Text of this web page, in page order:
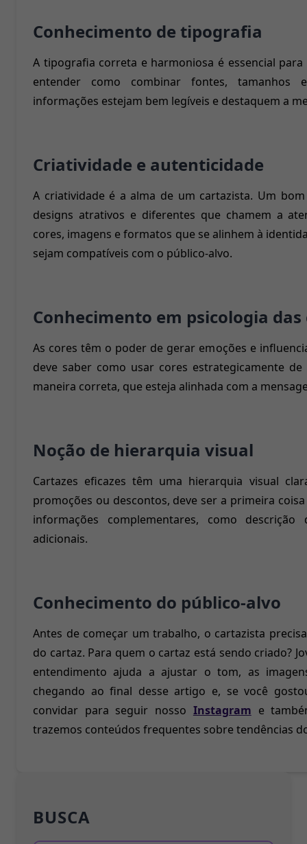
Conhecimento de tipografia
A tipografia correta e harmoniosa é essencial
entender como combinar fontes, tamanhos
informações estejam bem legíveis e destaquem a
Criatividade e autenticidade
A criatividade é a alma de um cartazista. Um
designs atrativos e diferentes que chamem a
cores, imagens e formatos que se alinhem à
sejam compatíveis com o público-alvo.
Conhecimento em psicologia
As cores têm o poder de gerar emoções e
deve saber como usar cores estrategicamente
maneira correta, que esteja alinhada com a
Noção de hierarquia visual
Cartazes eficazes têm uma hierarquia visual
promoções ou descontos, deve ser a primeira
informações complementares, como
adicionais.
Conhecimento do público-alvo
Antes de começar um trabalho, o cartazista
do cartaz. Para quem o cartaz está sendo criado?
entendimento ajuda a ajustar o tom, as
chegando ao final desse artigo e, se você
convidar para seguir nosso Instagram e
trazemos conteúdos frequentes sobre tendências
BUSCA